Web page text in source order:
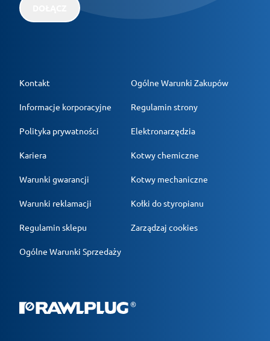
Kontakt
Informacje korporacyjne
Polityka prywatności
Kariera
Warunki gwarancji
Warunki reklamacji
Regulamin sklepu
Ogólne Warunki Sprzedaży
Ogólne Warunki Zakupów
Regulamin strony
Elektronarzędzia
Kotwy chemiczne
Kotwy mechaniczne
Kołki do styropianu
Zarządzaj cookies